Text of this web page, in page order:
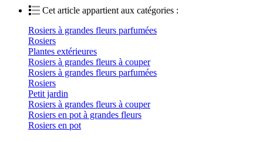
Cet article appartient aux catégories :
Rosiers à grandes fleurs parfumées
Rosiers
Plantes extérieures
Rosiers à grandes fleurs à couper
Rosiers à grandes fleurs parfumées
Rosiers
Petit jardin
Rosiers à grandes fleurs à couper
Rosiers en pot à grandes fleurs
Rosiers en pot